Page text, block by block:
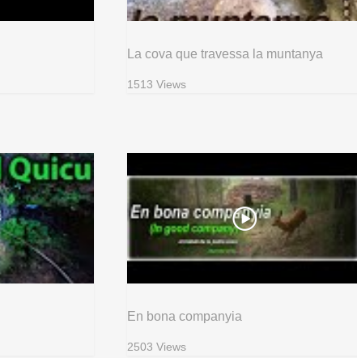
La cova que travessa la muntanya
1513 Views
En bona companyia
2503 Views